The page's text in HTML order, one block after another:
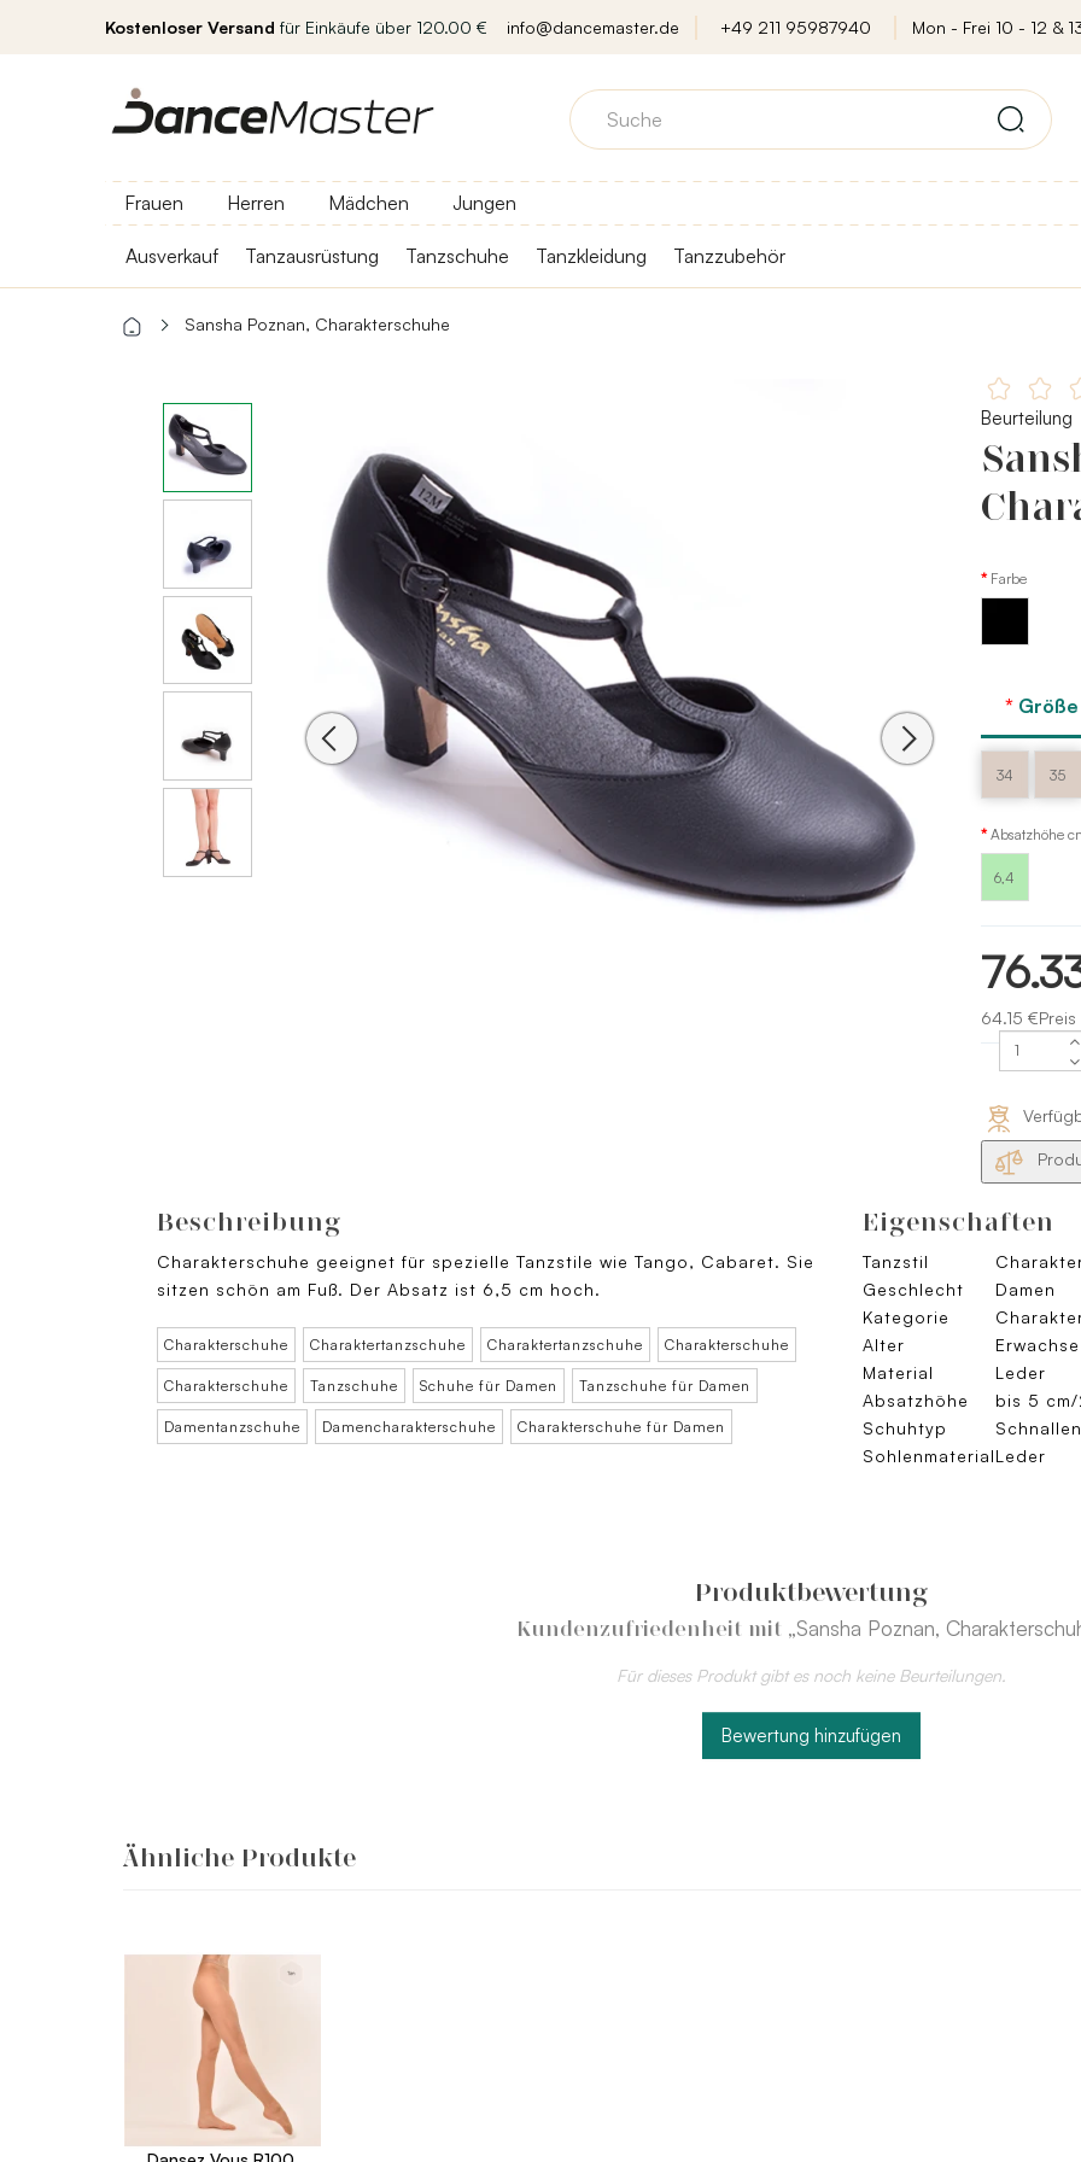
Kostenloser Versand für Einkäufe über 120.00 € info@dancemaster.de +49 211 95987940 Mon - Frei 10 - 12 &
Frauen Herren Mädchen Jungen
Ausverkauf Tanzausrüstung Tanzschuhe Tanzkleidung Tanzzubehör
Sansha Poznan, Charakterschuhe
Beurteilung
Farbe
34 35
Absatzhöhe
6,4
64.15
Beschreibung
Charakterschuhe geeignet für spezielle Tanzstile wie Tango, Cabaret. Sie
sitzen schön am Fuß. Der Absatz ist 6,5 cm hoch.
Charakterschuhe Charaktertanzschuhe Charaktertanzschuhe Charakterschuhe
Charakterschuhe Tanzschuhe Schuhe für Damen Tanzschuhe für Damen
Damentanzschuhe Damencharakterschuhe Charakterschuhe für Damen
Eigenschaften
Tanzstil
Geschlecht
Damen
Kategorie
Alter
Material
Leder
Absatzhöhe
bis 5
Schuhtyp
SohlenmaterialLeder
Produktbewertung
Kundenzufriedenheit mit „Sansha Poznan,
Für dieses Produkt gibt es noch keine Beurteilungen.
Bewertung hinzufügen
Ähnliche Produkte